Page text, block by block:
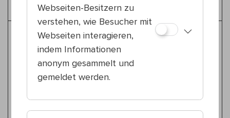
Weitere Tipps für Zeitgenössicher
Zirkus
Zeitgenössischer Zirkus
18:30 — 19:30
Kultursommer Wien am Ottakringer
Webseiten-Besitzern zu
verstehen, wie Besucher mit
Webseiten interagieren,
indem Informationen
anonym gesammelt und
gemeldet werden.